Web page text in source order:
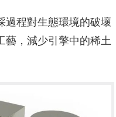
過程對生態環境的破壞
藝，減少引擎中的稀土